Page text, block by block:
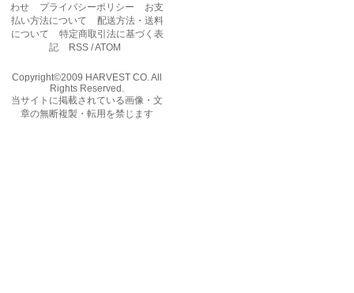
わせ
プライバシーポリシー
お支
払い方法について
配送方法・送料
について
特定商取引法に基づく表
記
RSS /ATOM
Copyright©2009 HARVEST CO. All
Rights Reserved.
当サイトに掲載されている画像・文
章の無断複製・転用を禁じます